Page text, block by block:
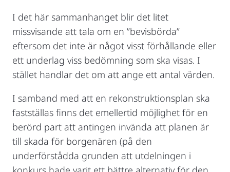
I det här sammanhanget blir det litet
missvisande att tala om en ”bevisbörda”
eftersom det inte är något visst förhållande eller
ett underlag viss bedömning som ska visas. I
stället handlar det om att ange ett antal värden.
I samband med att en rekonstruktionsplan ska
fastställas finns det emellertid möjlighet för en
berörd part att antingen invända att planen är
till skada för borgenären (på den
underförstådda grunden att utdelningen i